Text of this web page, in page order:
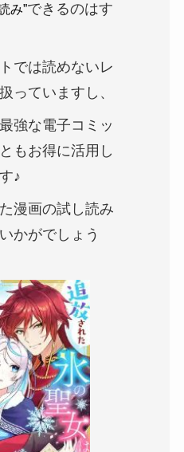
み”できるのはす
では読めないレ
っていますし、
強な電子コミッ
もお得に活用し
♪
漫画の試し読み
かがでしょう